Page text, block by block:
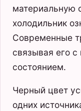
материальную
холодильник
Современные
связывая его с
состоянием.
Черный цвет
одних